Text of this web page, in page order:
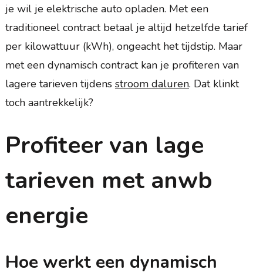
je wil je elektrische auto opladen. Met een
traditioneel contract betaal je altijd hetzelfde tarief
per kilowattuur (kWh), ongeacht het tijdstip. Maar
met een dynamisch contract kan je profiteren van
lagere tarieven tijdens stroom daluren. Dat klinkt
toch aantrekkelijk?
Profiteer van lage
tarieven met anwb
energie
Hoe werkt een dynamisch